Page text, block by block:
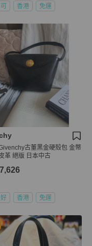
香港 免運
古董黑金硬殼包 金幣
革 絕版 日本中古
香港 免運